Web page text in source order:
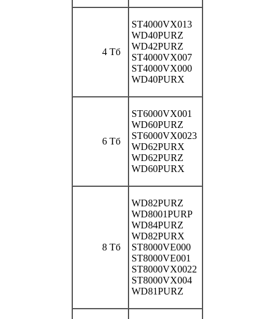
4 Тб
ST4000VX013
WD40PURZ
WD42PURZ
ST4000VX007
ST4000VX000
WD40PURX
6 Тб
ST6000VX001
WD60PURZ
ST6000VX0023
WD62PURX
WD62PURZ
WD60PURX
8 Тб
WD82PURZ
WD8001PURP
WD84PURZ
WD82PURX
ST8000VE000
ST8000VE001
ST8000VX0022
ST8000VX004
WD81PURZ